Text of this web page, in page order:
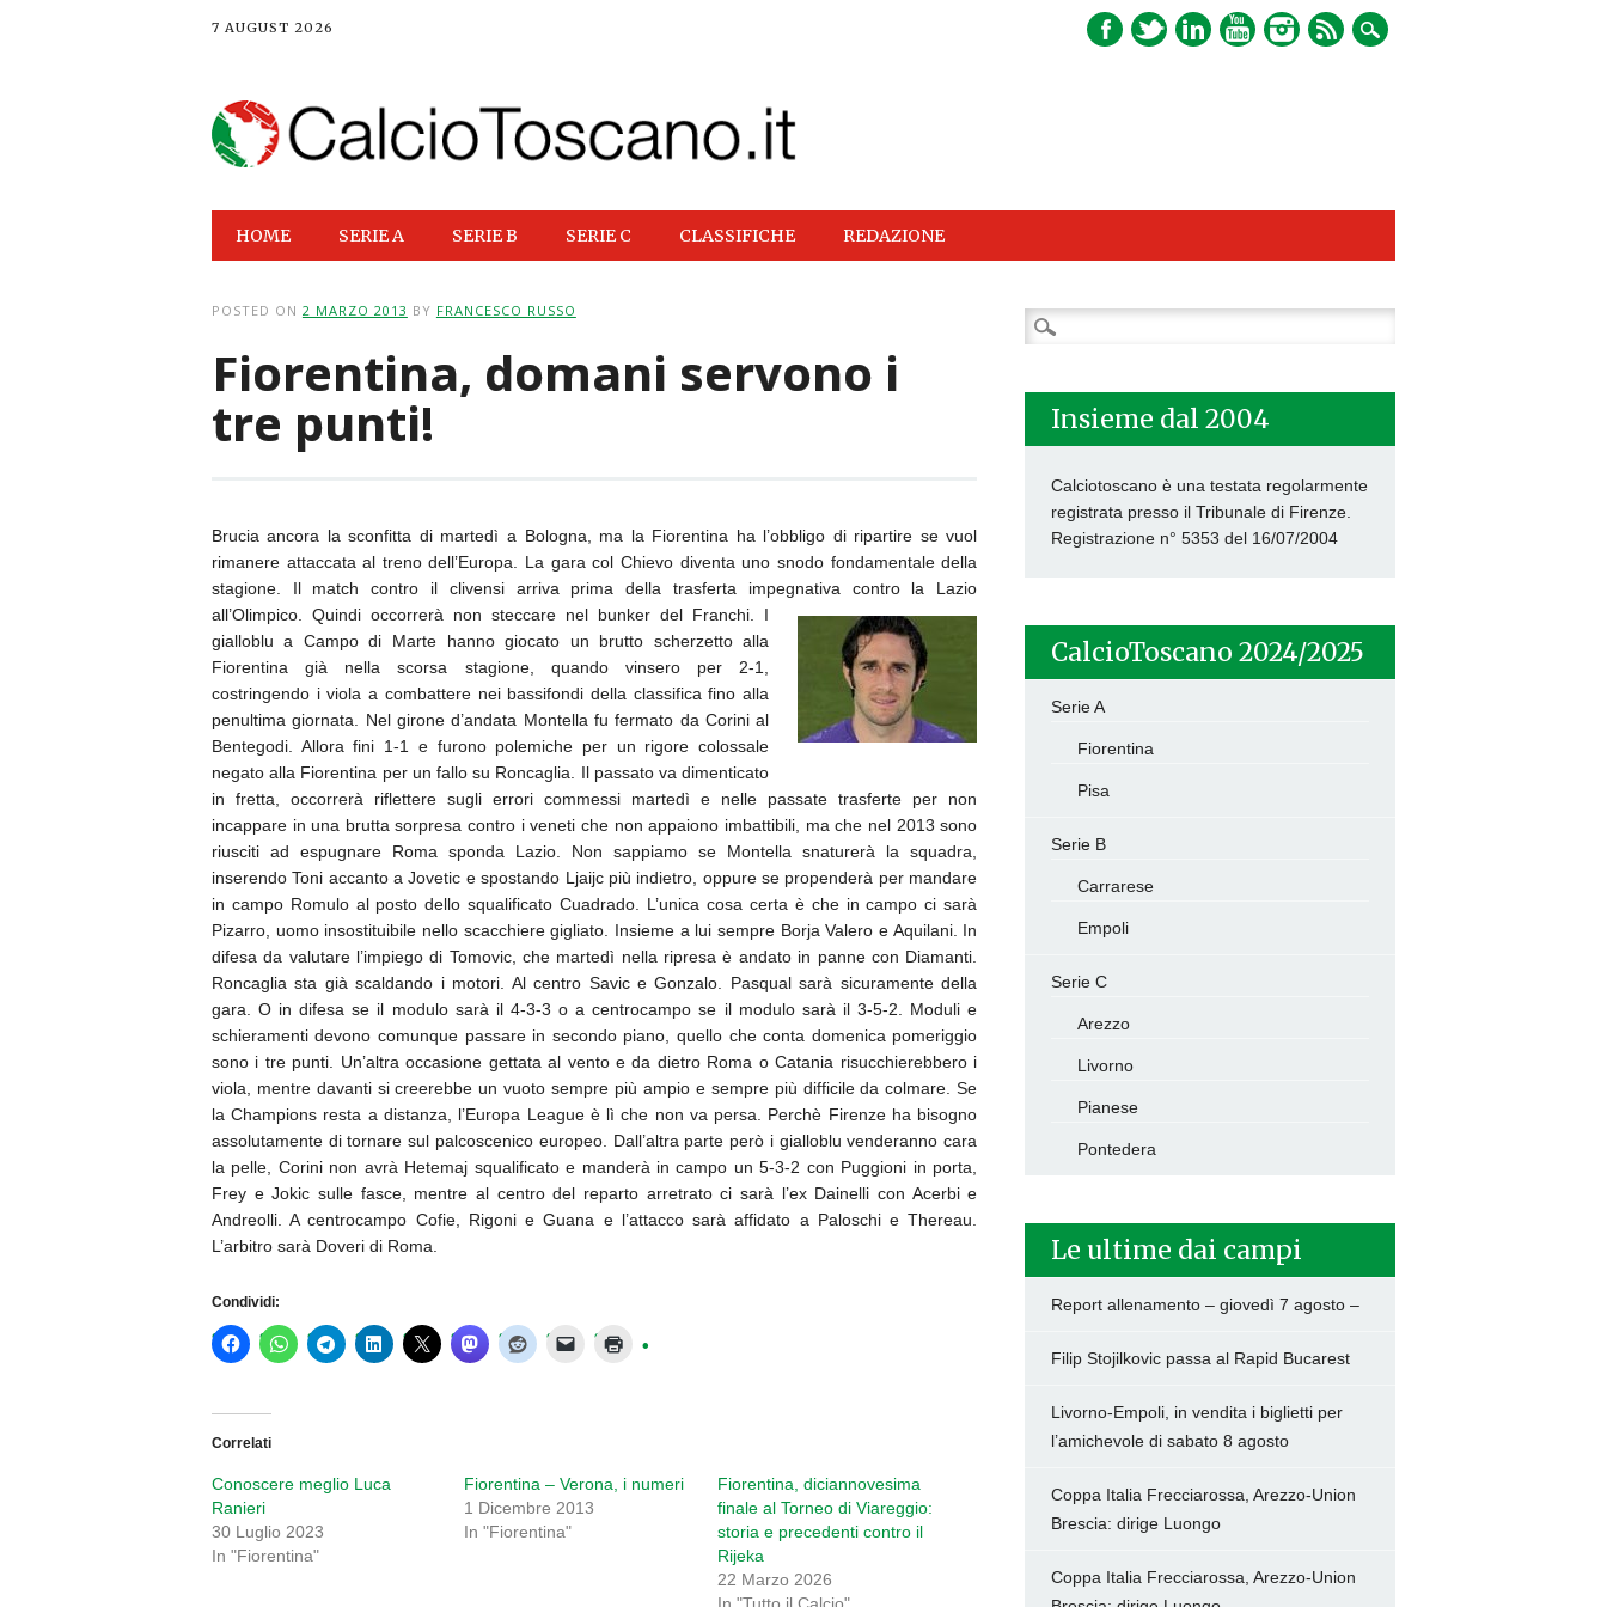
7 AUGUST 2026
Main menu
HOME SERIE A SERIE B SERIE C CLASSIFICHE REDAZIONE
POSTED ON 2 MARZO 2013 BY FRANCESCO RUSSO
Fiorentina, domani servono i
tre punti!
Brucia ancora la sconfitta di martedì a Bologna, ma la Fiorentina ha l’obbligo di ripartire se vuol
rimanere attaccata al treno dell’Europa. La gara col Chievo diventa uno snodo fondamentale della
stagione. Il match contro il clivensi arriva prima della trasferta impegnativa contro la Lazio
all’Olimpico. Quindi occorrerà non steccare nel bunker del Franchi. I
gialloblu a Campo di Marte hanno giocato un brutto scherzetto alla
Fiorentina già nella scorsa stagione, quando vinsero per 2-1,
costringendo i viola a combattere nei bassifondi della classifica fino alla
penultima giornata. Nel girone d’andata Montella fu fermato da Corini al
Bentegodi. Allora fini 1-1 e furono polemiche per un rigore colossale
negato alla Fiorentina per un fallo su Roncaglia. Il passato va dimenticato
in fretta, occorrerà riflettere sugli errori commessi martedì e nelle passate trasferte per non
incappare in una brutta sorpresa contro i veneti che non appaiono imbattibili, ma che nel 2013 sono
riusciti ad espugnare Roma sponda Lazio. Non sappiamo se Montella snaturerà la squadra,
inserendo Toni accanto a Jovetic e spostando Ljaijc più indietro, oppure se propenderà per mandare
in campo Romulo al posto dello squalificato Cuadrado. L’unica cosa certa è che in campo ci sarà
Pizarro, uomo insostituibile nello scacchiere gigliato. Insieme a lui sempre Borja Valero e Aquilani. In
difesa da valutare l’impiego di Tomovic, che martedì nella ripresa è andato in panne con Diamanti.
Roncaglia sta già scaldando i motori. Al centro Savic e Gonzalo. Pasqual sarà sicuramente della
gara. O in difesa se il modulo sarà il 4-3-3 o a centrocampo se il modulo sarà il 3-5-2. Moduli e
schieramenti devono comunque passare in secondo piano, quello che conta domenica pomeriggio
sono i tre punti. Un’altra occasione gettata al vento e da dietro Roma o Catania risucchierebbero i
viola, mentre davanti si creerebbe un vuoto sempre più ampio e sempre più difficile da colmare. Se
la Champions resta a distanza, l’Europa League è lì che non va persa. Perchè Firenze ha bisogno
assolutamente di tornare sul palcoscenico europeo. Dall’altra parte però i gialloblu venderanno cara
la pelle, Corini non avrà Hetemaj squalificato e manderà in campo un 5-3-2 con Puggioni in porta,
Frey e Jokic sulle fasce, mentre al centro del reparto arretrato ci sarà l’ex Dainelli con Acerbi e
Andreolli. A centrocampo Cofie, Rigoni e Guana e l’attacco sarà affidato a Paloschi e Thereau.
L’arbitro sarà Doveri di Roma.
Condividi:
Correlati
Conoscere meglio Luca
Ranieri
30 Luglio 2023
In "Fiorentina"
Fiorentina – Verona, i numeri
1 Dicembre 2013
In "Fiorentina"
Fiorentina, diciannovesima
finale al Torneo di Viareggio:
storia e precedenti contro il
Rijeka
22 Marzo 2026
Ricerca
per:
Insieme dal 2004
Calciotoscano è una testata regolarmente
registrata presso il Tribunale di Firenze.
Registrazione n° 5353 del 16/07/2004
CalcioToscano 2024/2025
Serie A
Fiorentina
Pisa
Serie B
Carrarese
Empoli
Serie C
Arezzo
Livorno
Pianese
Pontedera
Le ultime dai campi
Report allenamento – giovedì 7 agosto –
Filip Stojilkovic passa al Rapid Bucarest
Livorno-Empoli, in vendita i biglietti per
l’amichevole di sabato 8 agosto
Coppa Italia Frecciarossa, Arezzo-Union
Brescia: dirige Luongo
Coppa Italia Frecciarossa, Arezzo-Union